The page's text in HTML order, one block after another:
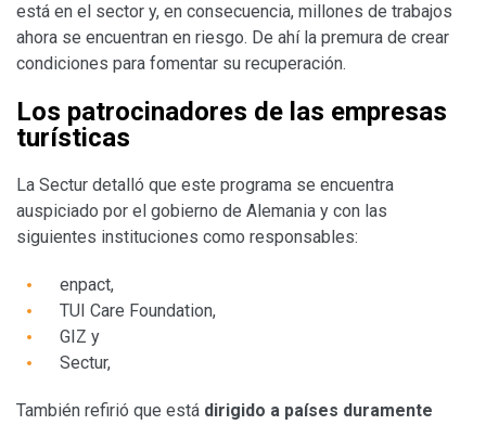
está en el sector y, en consecuencia, millones de trabajos
ahora se encuentran en riesgo. De ahí la premura de crear
condiciones para fomentar su recuperación.
Los patrocinadores de las empresas
turísticas
La Sectur detalló que este programa se encuentra
auspiciado por el gobierno de Alemania y con las
siguientes instituciones como responsables:
enpact,
TUI Care Foundation,
GIZ y
Sectur,
También refirió que está dirigido a países duramente